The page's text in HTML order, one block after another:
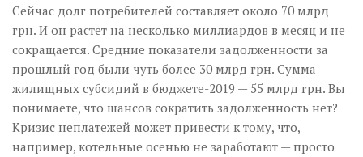
Сейчас долг потребителей составляет около 70 млрд
грн. И он растет на несколько миллиардов в месяц и не
сокращается. Средние показатели задолженности за
прошлый год были чуть более 30 млрд грн. Сумма
жилищных субсидий в бюджете-2019 — 55 млрд грн. Вы
понимаете, что шансов сократить задолженность нет?
Кризис неплатежей может привести к тому, что,
например, котельные осенью не заработают — просто